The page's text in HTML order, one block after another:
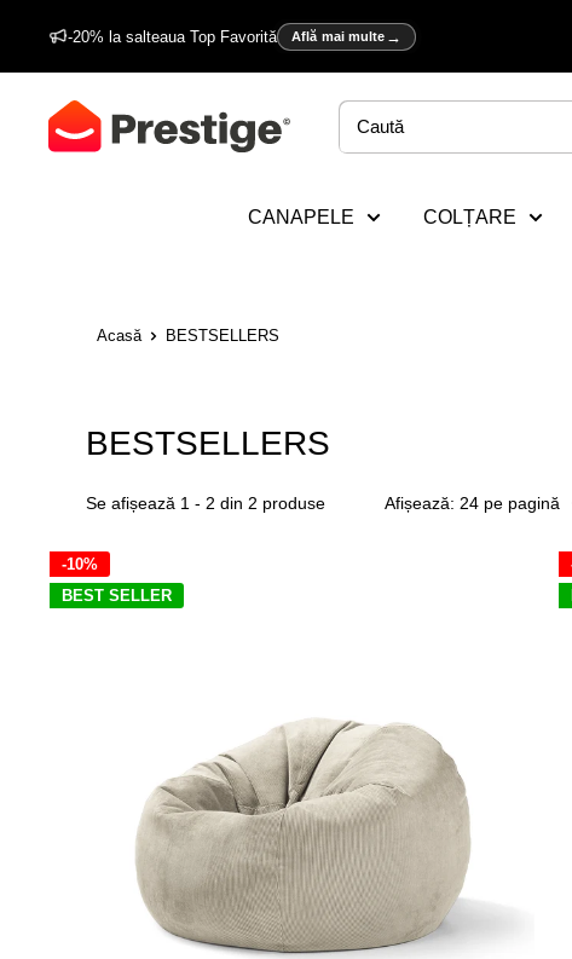
-20% la salteaua Top Favorită Află mai multe
Prestige
Home
CANAPELE COLȚARE
Acasă BESTSELLERS
BESTSELLERS
Se afișează 1 - 2 din 2 produse Afișează: 24 pe pagină
-10%
BEST SELLER